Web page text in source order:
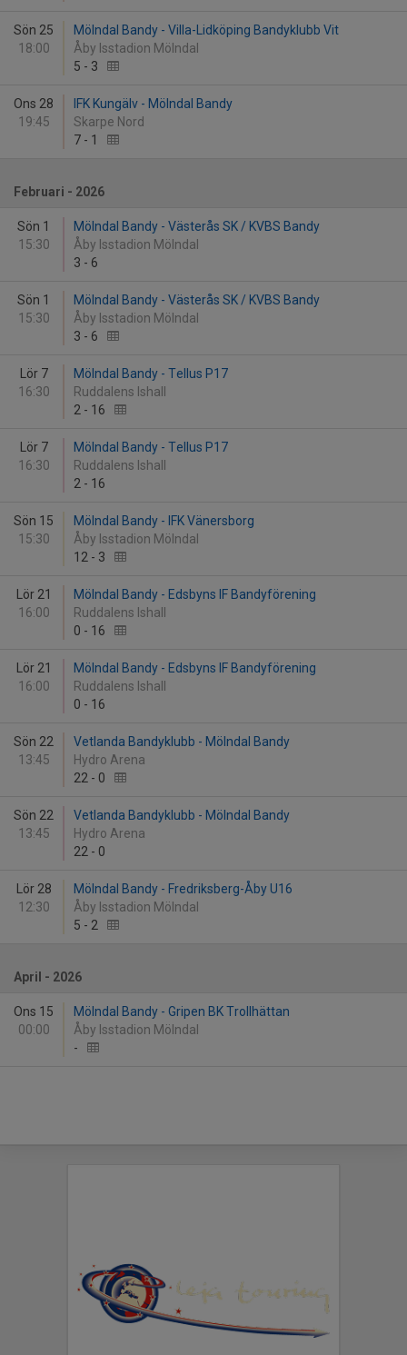
Sön 25
18:00
Mölndal Bandy - Villa-Lidköping Bandyklubb Vit
Åby Isstadion Mölndal
5 - 3
Ons 28
19:45
IFK Kungälv - Mölndal Bandy
Skarpe Nord
7 - 1
Februari - 2026
Sön 1
15:30
Mölndal Bandy - Västerås SK / KVBS Bandy
Åby Isstadion Mölndal
3 - 6
Sön 1
15:30
Mölndal Bandy - Västerås SK / KVBS Bandy
Åby Isstadion Mölndal
3 - 6
Lör 7
16:30
Mölndal Bandy - Tellus P17
Ruddalens Ishall
2 - 16
Lör 7
16:30
Mölndal Bandy - Tellus P17
Ruddalens Ishall
2 - 16
Sön 15
15:30
Mölndal Bandy - IFK Vänersborg
Åby Isstadion Mölndal
12 - 3
Lör 21
16:00
Mölndal Bandy - Edsbyns IF Bandyförening
Ruddalens Ishall
0 - 16
Lör 21
16:00
Mölndal Bandy - Edsbyns IF Bandyförening
Ruddalens Ishall
0 - 16
Sön 22
13:45
Vetlanda Bandyklubb - Mölndal Bandy
Hydro Arena
22 - 0
Sön 22
13:45
Vetlanda Bandyklubb - Mölndal Bandy
Hydro Arena
22 - 0
Lör 28
12:30
Mölndal Bandy - Fredriksberg-Åby U16
Åby Isstadion Mölndal
5 - 2
April - 2026
Ons 15
00:00
Mölndal Bandy - Gripen BK Trollhättan
Åby Isstadion Mölndal
-